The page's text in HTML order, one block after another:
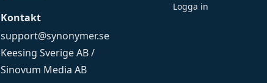
Kontakt
support@synonymer.se
Keesing Sverige AB /
Sinovum Media AB
Logga in